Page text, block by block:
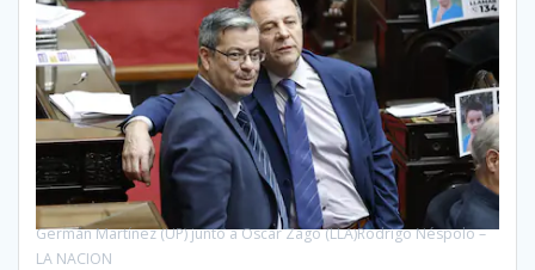
Germán Martínez (UP) junto a Oscar Zago (LLA)Rodrigo Néspolo –
LA NACION